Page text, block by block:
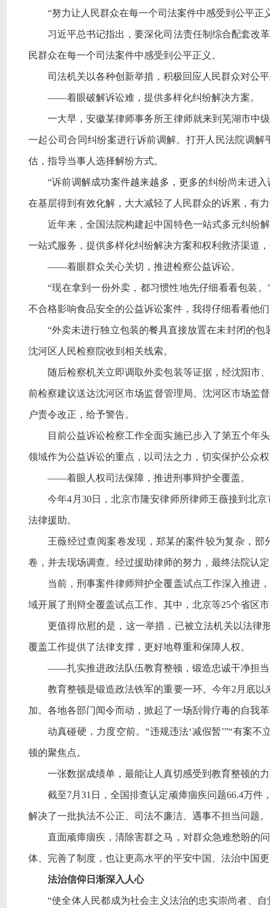
“努力让人民群众在每一个司法案件中感受到公平正
习近平总书记指出，要深化司法责任制综合配套改
民群众在每一个司法案件中感受到公平正义。
司法机关以各种创新举措，积极回应人民群众对公
——着眼破解诉讼难，提供多样化纠纷解决方案。
一大早，安徽某律师事务所王律师就来到芜湖市中
一起公司合同纠纷案进行诉前调解。打开人民法院调
估，指导当事人选择解纷方式。
“诉前调解成功案件越来越多，更多的纠纷尚未进
在基层得到有效化解，大大减轻了人民群众的诉累，有
近年来，全国法院构建起中国特色一站式多元纠纷
一站式服务，提供多样化纠纷解决方案和权利救济渠道
——着眼群众关心关切，推进检察公益诉讼。
“现在拿到一份外卖，都习惯性地先仔细看看包装
不合格影响食品安全的公益诉讼案件，我得仔细看看他
“外卖未进行独立包装的餐具直接放置在未封闭的
沈河区人民检察院收到相关线索。
随后检察机关立即调取外卖包装等证据，经沈阳市
前检察建议送达沈河区市场监督管理局。沈河区市场监
户责令改正，给予警告。
目前公益诉讼检察工作全面实施已步入了第五个年
领域作为公益诉讼的重点，以司法之力，切实保护公众
——着眼人权司法保障，推进刑事辩护全覆盖。
今年4月30日，北京市隆安律师所律师王薇接到北
法律援助。
王薇经过查阅案卷发现，郑某的案件较为复杂，
卷，并去现场调查。经过援助律师的努力，最终法院认
当前，刑事案件律师辩护全覆盖试点工作深入推进
域开展了刑辩全覆盖试点工作。其中，北京等25个省区
更值得欣慰的是，这一举措，已被立法机关以法律
覆盖工作提供了法律支撑，更好地尊重和保障人权。
——扎实推进政法队伍教育整顿，锻造忠诚干净担
教育整顿是锻造政法铁军的重要一环。今年2月底以
加。各地各部门闻令而动，掀起了一场刮骨疗毒的自我
动真碰硬，力度空前。“违规违法‘减假暂’”“有案
顿的聚焦点。
一张数据成绩单，最能让人真切感受到教育整顿的
截至7月31日，全国排查认定顽瘴痼疾问题66.4万
解决了一批执法不公正、司法不廉洁、遇事不担当问题。
直面顽瘴痼疾，清除害群之马，对群众急难愁盼的
体、完善了制度，也让更高水平的平安中国、法治中国
法治信仰日渐深入人心
“使全体人民都成为社会主义法治的忠实崇尚者、